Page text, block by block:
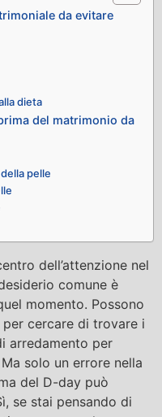
da evitare
dieta
del matrimonio da
pelle
dell’attenzione nel
comune è
momento. Possono
cercare di trovare i
arredamento per
solo un errore nella
del D-day può
se stai pensando di